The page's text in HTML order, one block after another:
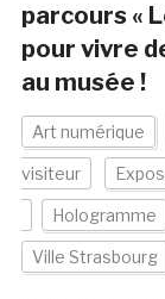
parcours «
pour vivre
au musée !
Art numérique
visiteur
Hologramme
Ville Strasbourg